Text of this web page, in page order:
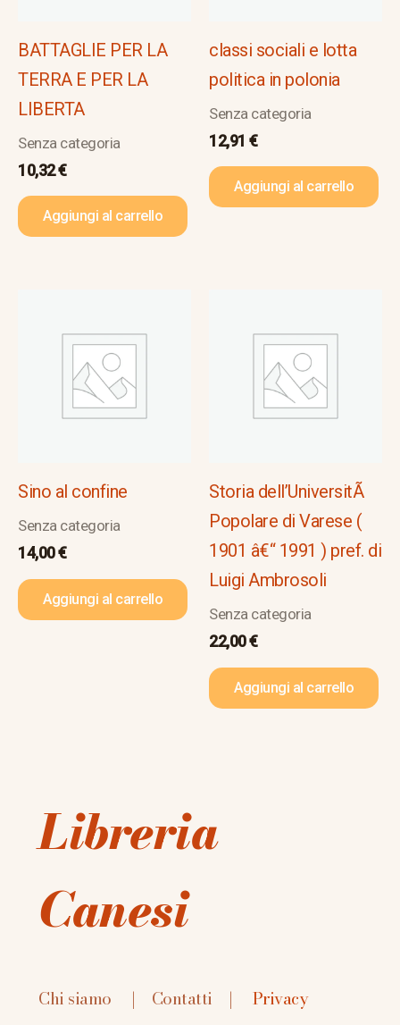
BATTAGLIE PER LA
TERRA E PER LA
LIBERTA
Senza categoria
10,32€
Aggiungi al carrello
classi sociali e lotta
politica in polonia
Senza categoria
12,91 €
Aggiungi al carrello
Sino al confine
Senza categoria
14,00€
Aggiungi al carrello
Storia dell’UniversitÃ
Popolare di Varese (
1901 â€“ 1991 ) pref. di
Luigi Ambrosoli
Senza categoria
22,00€
Aggiungi al carrello
Libreria
Canesi
Chi siamo | Contatti | Privacy